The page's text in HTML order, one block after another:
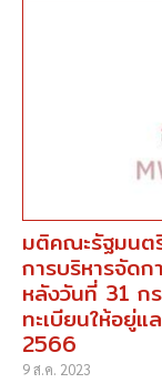
มติคณะรัฐมนต
การบริหารจัด
หลังวันที่ 31 ก
ทะเบียนให้อยู่
2566
9 ส.ค. 2023